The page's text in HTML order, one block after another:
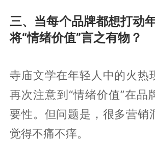
三、当每个品牌都想打动
将“情绪价值”言之有物？
寺庙文学在年轻人中的火热
再次注意到“情绪价值”在品
要性。但问题是，很多营销
觉得不痛不痒。